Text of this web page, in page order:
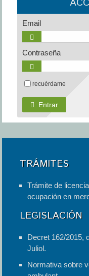
Email
Contraseña
recuérdame
Entrar
TRÁMITES
Trámite de
ocupación en
LEGISLACIÓN
Decret 162/2015,
Juliol.
Normativa sobre